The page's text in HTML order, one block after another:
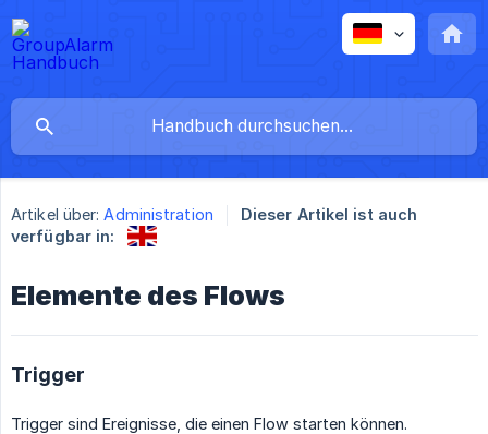
Artikel über: Administration
Dieser Artikel ist auch
verfügbar in:
Elemente des Flows
Trigger
Trigger sind Ereignisse, die einen Flow starten können.